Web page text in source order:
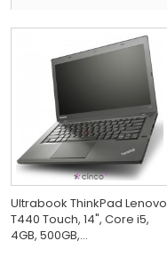
Ultrabook ThinkPad Lenovo
T440 Touch, 14", Core i5,
4GB, 500GB,...